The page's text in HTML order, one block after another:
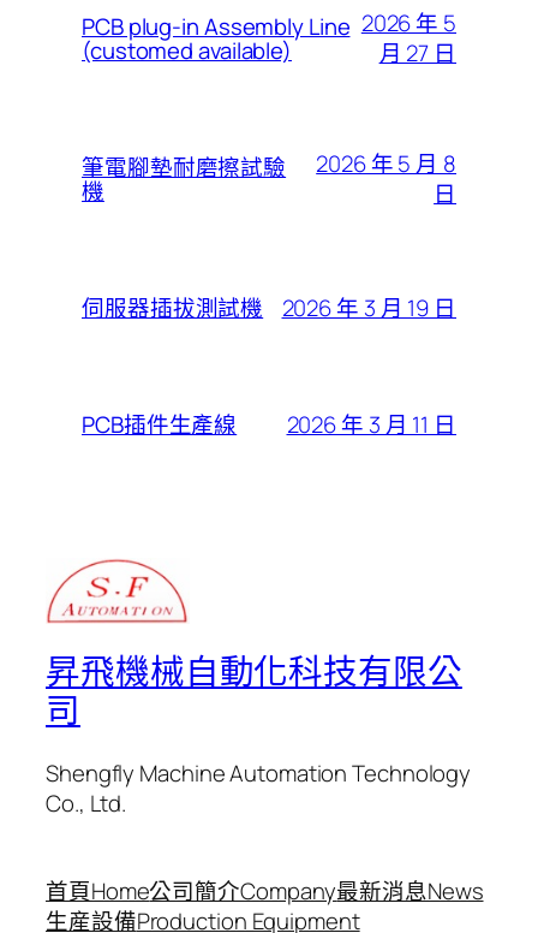
PCB plug-in Assembly Line
(customed available)
2026 年 5
月 27 日
筆電腳墊耐磨擦試驗
機
2026 年 5 月 8
日
伺服器插拔測試機 2026 年 3 月 19 日
PCB插件生產線 2026 年 3 月 11 日
昇飛機械自動化科技有限公
司
Shengfly Machine Automation Technology
Co., Ltd.
首頁Home公司簡介Company最新消息News
生産設備Production Equipment